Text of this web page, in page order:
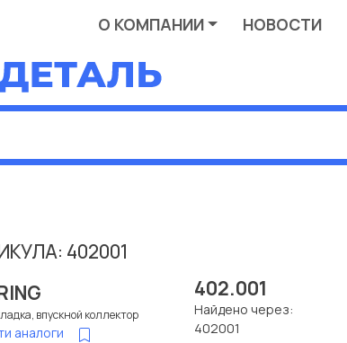
О КОМПАНИИ НОВОСТИ
402001
впускной коллектор
аналоги
402.001
Найдено через:
402001